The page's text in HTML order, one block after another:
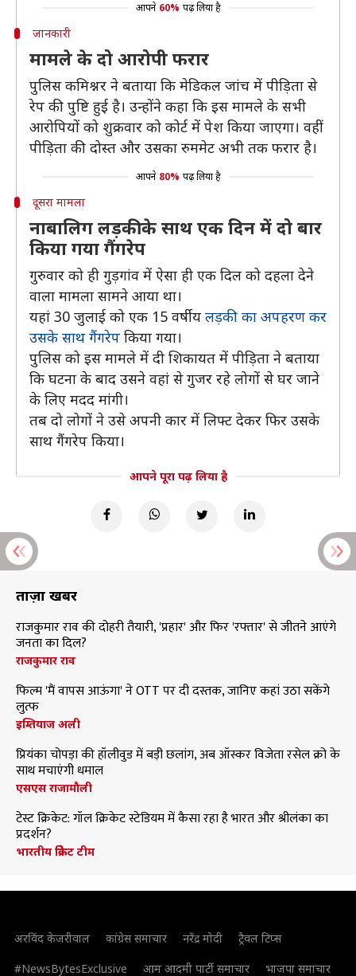
आपने 60% पढ़ लिया है
जानकारी
मामले के दो आरोपी फरार
पुलिस कमिश्नर ने बताया कि मेडिकल जांच में पीड़िता से
रेप की पुष्टि हुई है। उन्होंने कहा कि इस मामले के सभी
आरोपियों को शुक्रवार को कोर्ट में पेश किया जाएगा। वहीं
पीड़िता की दोस्त और उसका रुममेट अभी तक फरार है।
आपने 80% पढ़ लिया है
दूसरा मामला
नाबालिग लड़की के साथ एक दिन में दो बार
किया गया गैंगरेप
गुरुवार को ही गुड़गांव में ऐसा ही एक दिल को दहला देने
वाला मामला सामने आया था।
यहां 30 जुलाई को एक 15 वर्षीय लड़की का अपहरण कर
उसके साथ गैंगरेप किया गया।
पुलिस को इस मामले में दी शिकायत में पीड़िता ने बताया
कि घटना के बाद उसने वहां से गुजर रहे लोगों से घर जाने
के लिए मदद मांगी।
तब दो लोगों ने उसे अपनी कार में लिफ्ट देकर फिर उसके
साथ गैंगरेप किया।
आपने पूरा पढ़ लिया है
ताज़ा खबरें
राजकुमार राव की दोहरी तैयारी, 'प्रहार' और फिर 'रफ्तार' से जीतने आएंगे
जनता का दिल?
राजकुमार राव
फिल्म 'मैं वापस आऊंगा' ने OTT पर दी दस्तक, जानिए कहां उठा सकेंगे
लुत्फ
इम्तियाज अली
प्रियंका चोपड़ा की हॉलीवुड में बड़ी छलांग, अब ऑस्कर विजेता रसेल क्रो के
साथ मचाएंगी धमाल
एसएस राजामौली
टेस्ट क्रिकेट: गॉल क्रिकेट स्टेडियम में कैसा रहा है भारत और श्रीलंका का
प्रदर्शन?
भारतीय क्रिकेट टीम
अरविंद केजरीवाल कांग्रेस समाचार नरेंद्र मोदी
ट्रैवल टिप्स
#NewsBytesExclusive
आम आदमी पार्टी समाचार भाजपा समाचार